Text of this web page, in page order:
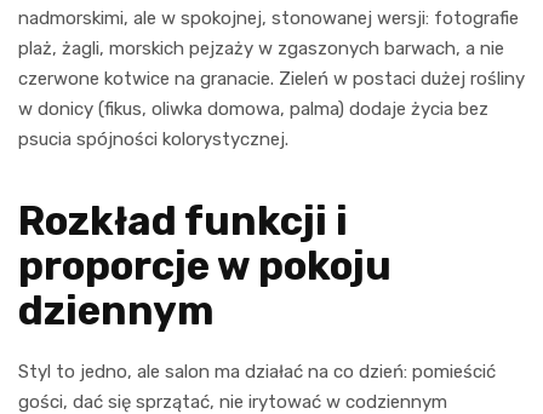
nadmorskimi, ale w spokojnej, stonowanej wersji: fotografie
plaż, żagli, morskich pejzaży w zgaszonych barwach, a nie
czerwone kotwice na granacie. Zieleń w postaci dużej rośliny
w donicy (fikus, oliwka domowa, palma) dodaje życia bez
psucia spójności kolorystycznej.
Rozkład funkcji i
proporcje w pokoju
dziennym
Styl to jedno, ale salon ma działać na co dzień: pomieścić
gości, dać się sprzątać, nie irytować w codziennym